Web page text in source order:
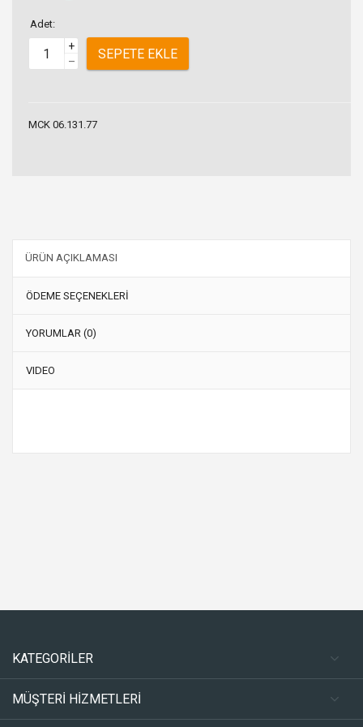
Adet:
+
–
SEPETE EKLE
MCK 06.131.77
ÜRÜN AÇIKLAMASI
ÖDEME SEÇENEKLERİ
YORUMLAR (0)
VIDEO
KATEGORİLER
MÜŞTERİ HİZMETLERİ